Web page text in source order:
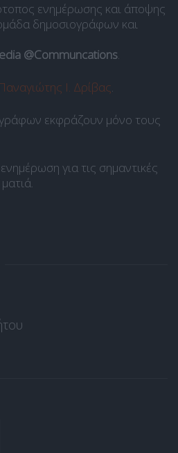
ενημέρωσης και άποψης
δημοσιογράφων και
@Communcations.
Ι. Δρίβας.
εκφράζουν μόνο τους
για τις σημαντικές